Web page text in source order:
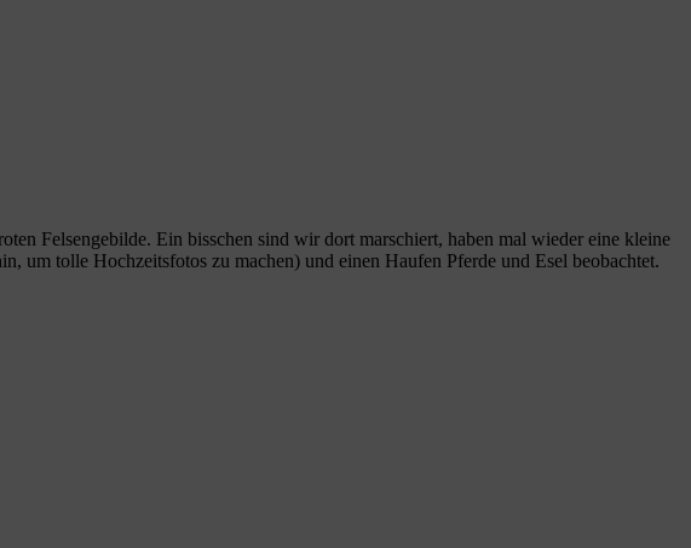
Felsengebilde. Ein bisschen sind wir dort marschiert, haben mal wieder eine kleine
um tolle Hochzeitsfotos zu machen) und einen Haufen Pferde und Esel beobachtet.